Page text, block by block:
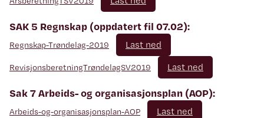
SAK 5 Regnskap (oppdatert fil 07.02):
Regnskap-Trøndelag-2019 Last ned
RevisjonsberetningTrøndelagSV2019 Last ned
Sak 7 Arbeids- og organisasjonsplan (AOP):
Arbeids-og-organisasjonsplan-AOP Last ned